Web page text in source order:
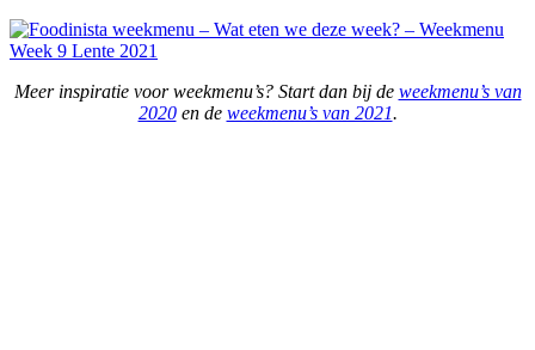
Meer inspiratie voor weekmenu’s? Start dan bij de weekmenu’s van
2020en de weekmenu’s van 2021.